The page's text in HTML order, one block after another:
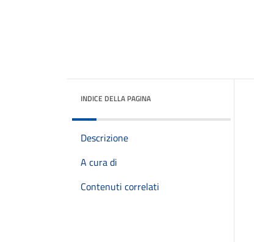
INDICE DELLA PAGINA
Descrizione
A cura di
Contenuti correlati